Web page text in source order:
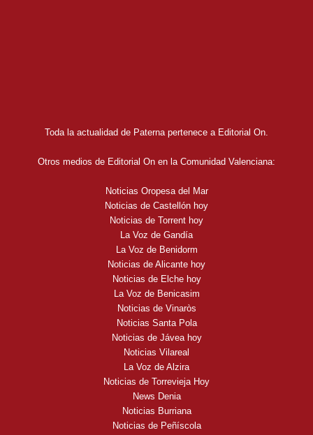
Toda la actualidad de Paterna pertenece a Editorial On.
Otros medios de Editorial On en la Comunidad Valenciana:
Noticias Oropesa del Mar
Noticias de Castellón hoy
Noticias de Torrent hoy
La Voz de Gandía
La Voz de Benidorm
Noticias de Alicante hoy
Noticias de Elche hoy
La Voz de Benicasim
Noticias de Vinaròs
Noticias Santa Pola
Noticias de Jávea hoy
Noticias Vilareal
La Voz de Alzira
Noticias de Torrevieja Hoy
News Denia
Noticias Burriana
Noticias de Peñíscola